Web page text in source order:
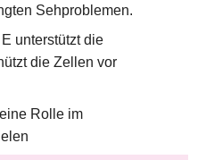
Sehproblemen.
unterstützt die
die Zellen vor
Rolle im